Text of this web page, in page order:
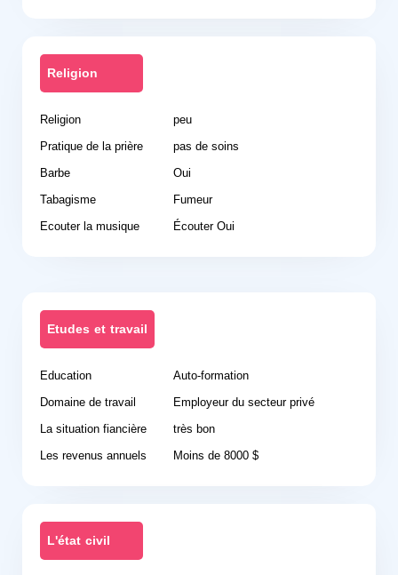
Religion
Religion
peu
Pratique de la prière
pas de soins
Barbe
Oui
Tabagisme
Fumeur
Ecouter la musique
Écouter Oui
Etudes et travail
Education
Auto-formation
Domaine de travail
Employeur du secteur privé
La situation fiancière
très bon
Les revenus annuels
Moins de 8000 $
L'état civil